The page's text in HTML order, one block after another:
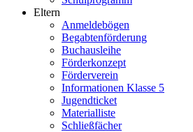
Eltern
Anmeldebögen
Begabtenförderung
Buchausleihe
Förderkonzept
Förderverein
Informationen Klasse 5
Jugendticket
Materialliste
Schließfächer